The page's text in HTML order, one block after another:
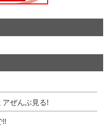
アぜんぶ見る!
!!